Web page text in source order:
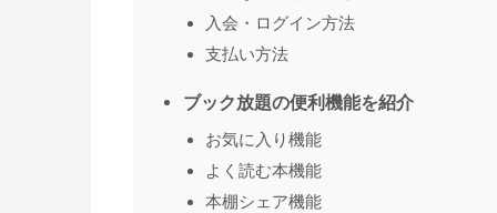
入会・ログイン方法
支払い方法
ブック放題の便利機能を紹介
お気に入り機能
よく読む本機能
本棚シェア機能